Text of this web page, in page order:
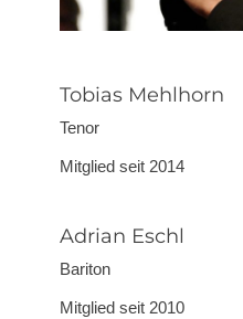
Tobias Mehlhorn
Tenor
Mitglied seit 2014
Adrian Eschl
Bariton
Mitglied seit 2010